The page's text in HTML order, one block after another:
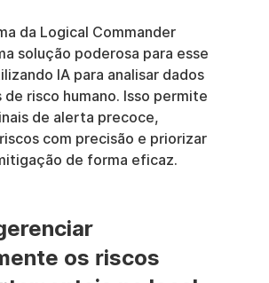
da Logical Commander
solução poderosa para esse
IA para analisar dados
de risco humano. Isso permite
de alerta precoce,
com precisão e priorizar
de forma eficaz.
os riscos